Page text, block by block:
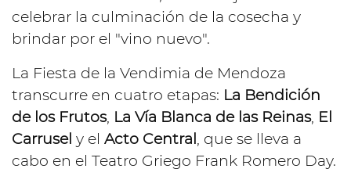
celebrar la culminación de la cosecha y
brindar por el "vino nuevo".
La Fiesta de la Vendimia de Mendoza
transcurre en cuatro etapas: La Bendición
de los Frutos, La Vía Blanca de las Reinas, El
Carrusel y el Acto Central, que se lleva a
cabo en el Teatro Griego Frank Romero Day.